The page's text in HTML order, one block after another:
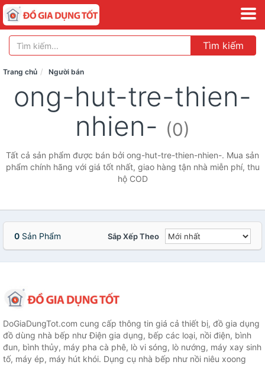
Tìm kiếm
Trang chủ Người bán
ong-hut-tre-thien-
nhien- (0)
Tất cả sản phẩm được bán bởi ong-hut-tre-thien-nhien-. Mua sản
phẩm chính hãng với giá tốt nhất, giao hàng tận nhà miễn phí, thu
hộ COD
0 Sản Phẩm Sắp Xếp Theo
DoGiaDungTot.com cung cấp thông tin giá cả thiết bị, đồ gia dụng
đồ dùng nhà bếp như Điện gia dụng, bếp các loại, nồi điện, bình
đun, bình thủy, máy pha cà phê, lò vi sóng, lò nướng, máy xay sinh
tố, máy ép, máy hút khói. Dụng cụ nhà bếp như nồi niêu xoong